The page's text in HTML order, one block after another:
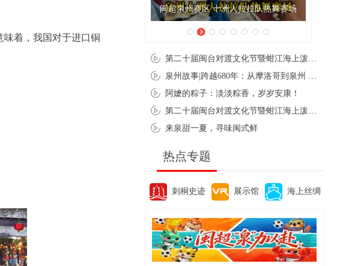
味着，我国对于进口铜
闽超泉州赛区 十洲人拉拉队热舞赛场
阿嬷的粽子：淡淡粽香，岁岁安康！
来泉甜一夏，寻味闽式鲜
热点专题
刺桐史迹 展示馆 海上丝绸